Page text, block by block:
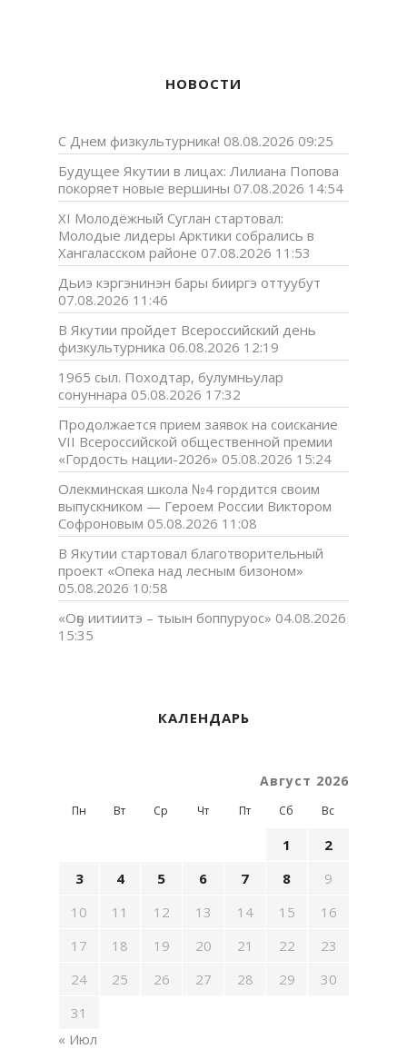
НОВОСТИ
С Днем физкультурника! 08.08.2026 09:25
Будущее Якутии в лицах: Лилиана Попова
покоряет новые вершины 07.08.2026 14:54
XI Молодёжный Суглан стартовал:
Молодые лидеры Арктики собрались в
Хангаласском районе 07.08.2026 11:53
Дьиэ кэргэнинэн бары бииргэ оттуубут
07.08.2026 11:46
В Якутии пройдет Всероссийский день
физкультурника 06.08.2026 12:19
1965 сыл. Походтар, булумньулар
сонуннара 05.08.2026 17:32
Продолжается прием заявок на соискание
VII Всероссийской общественной премии
«Гордость нации-2026» 05.08.2026 15:24
Олекминская школа №4 гордится своим
выпускником — Героем России Виктором
Софроновым 05.08.2026 11:08
В Якутии стартовал благотворительный
проект «Опека над лесным бизоном»
05.08.2026 10:58
«Оҕо иитиитэ – тыын боппуруос» 04.08.2026
15:35
КАЛЕНДАРЬ
Август 2026
Пн Вт Ср Чт Пт Сб Вс
1
2
3
4 5 6 7 8
9
10
11 12 13 14 15
16
17
18 19 20 21 22
23
24
25 26 27 28 29
30
31
« Июл